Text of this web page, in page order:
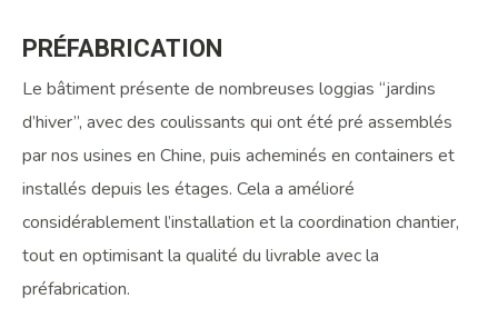
PRÉFABRICATION
Le bâtiment présente de nombreuses loggias “jardins
d’hiver”, avec des coulissants qui ont été pré assemblés
par nos usines en Chine, puis acheminés en containers et
installés depuis les étages. Cela a amélioré
considérablement l’installation et la coordination chantier,
tout en optimisant la qualité du livrable avec la
préfabrication.